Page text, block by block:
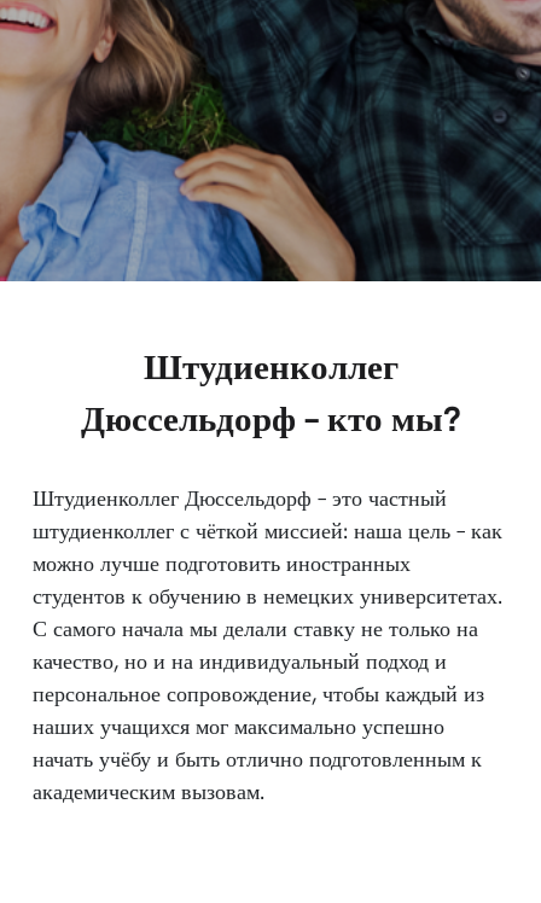
Штудиенколлег
Дюссельдорф – кто мы?
Штудиенколлег Дюссельдорф – это частный
штудиенколлег с чёткой миссией: наша цель – как
можно лучше подготовить иностранных
студентов к обучению в немецких университетах.
С самого начала мы делали ставку не только на
качество, но и на индивидуальный подход и
персональное сопровождение, чтобы каждый из
наших учащихся мог максимально успешно
начать учёбу и быть отлично подготовленным к
академическим вызовам.